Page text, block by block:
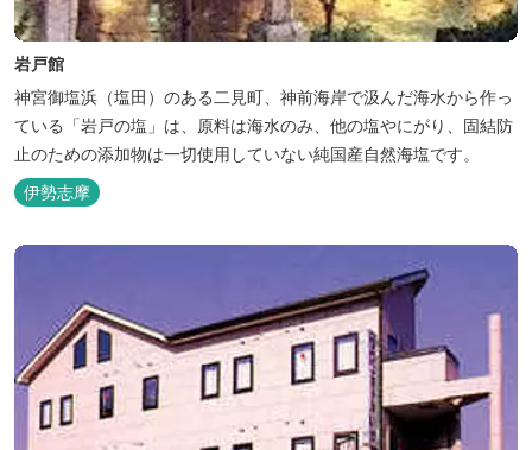
岩戸館
神宮御塩浜（塩田）のある二見町、神前海岸で汲んだ海水から作っ
ている「岩戸の塩」は、原料は海水のみ、他の塩やにがり、固結防
止のための添加物は一切使用していない純国産自然海塩です。
伊勢志摩